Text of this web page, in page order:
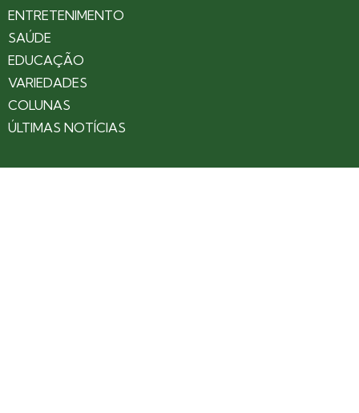
ENTRETENIMENTO
SAÚDE
EDUCAÇÃO
VARIEDADES
COLUNAS
ÚLTIMAS NOTÍCIAS